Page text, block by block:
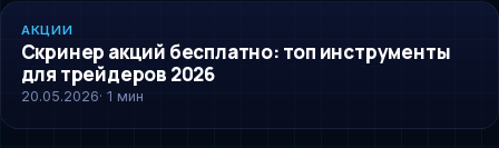
AKCII
АКЦИИ
Скринер акций бесплатно: топ инструменты
для трейдеров 2026
20.05.2026· 1 мин